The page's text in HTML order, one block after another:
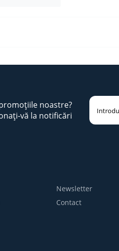
noastre?
vă la notificări
Newsletter
Contact